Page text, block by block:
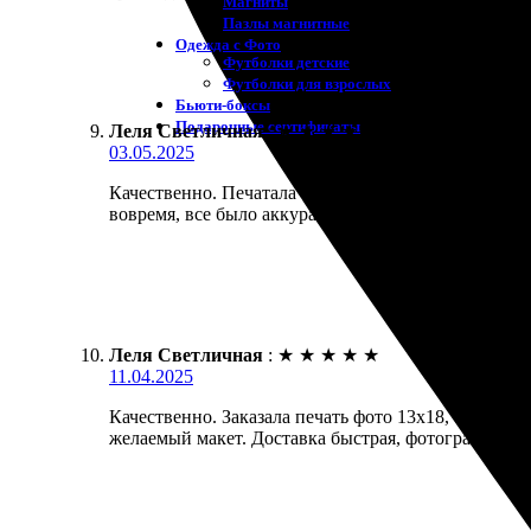
Пазлы магнитные
Одежда с Фото
Футболки детские
Футболки для взрослых
Бьюти-боксы
Подарочные сертификаты
Леля Светличная : ★ ★ ★ ★
03.05.2025
Качественно. Печатала фотографии размером
вовремя, все было аккуратно упаковано. Качество
Леля Светличная : ★ ★ ★ ★ ★
11.04.2025
Качественно. Заказала печать фото 13х18, очень
желаемый макет. Доставка быстрая, фотографии